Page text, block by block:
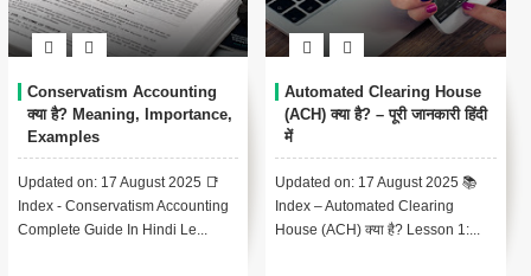
Conservatism Accounting
क्या है? Meaning, Importance,
Examples
Updated on: 17 August 2025 📑
Index - Conservatism Accounting
Complete Guide In Hindi Le...
Automated Clearing House
(ACH) क्या है? – पूरी जानकारी हिंदी
में
Updated on: 17 August 2025 📚
Index – Automated Clearing
House (ACH) क्या है? Lesson 1:...